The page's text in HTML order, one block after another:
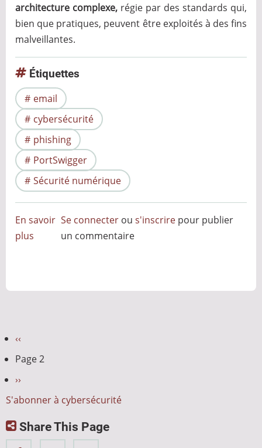
architecture complexe, régie par des standards qui,
bien que pratiques, peuvent être exploités à des fins
malveillantes.
Étiquettes
email
cybersécurité
phishing
PortSwigger
Sécurité numérique
En savoir
plus
insidieuse
cybersécurité
Se connecter ous'inscrire pour publier
un commentaire
Pagination
Page
précédente
‹‹
Page 2
Page
suivante
››
S'abonner à cybersécurité
Share This Page